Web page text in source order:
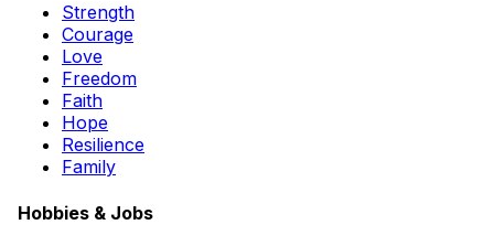
Strength
Courage
Love
Freedom
Faith
Hope
Resilience
Family
Hobbies & Jobs